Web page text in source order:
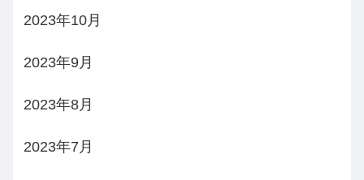
2023年10月
2023年9月
2023年8月
2023年7月